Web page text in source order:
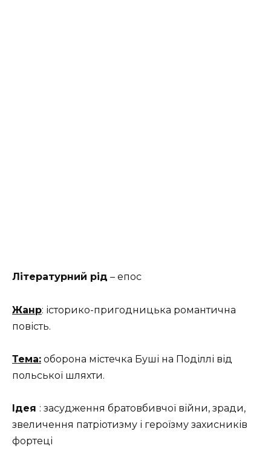
Літературний рід – епос
Жанр: історико-пригодницька романтична
повість.
Тема: оборона містечка Буші на Поділлі від
польської шляхти.
Ідея : засудження братовбивчої війни, зради,
звеличення патріотизму і героїзму захисників
фортеці